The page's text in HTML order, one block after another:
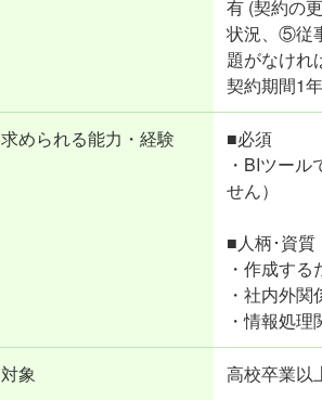
有 (契約の
状況、⑤従
題がなけ
契約期間1
求められる能力・経験
■必須
・BIツー
せん）
■人柄･資質
・作成す
・社内外
・情報処
対象 高校卒業以